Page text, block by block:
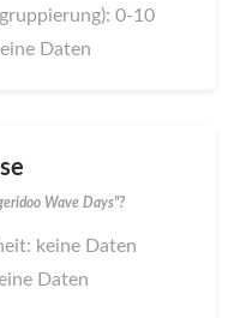
0-10
Daten
Wave Days"?
keine Daten
Daten